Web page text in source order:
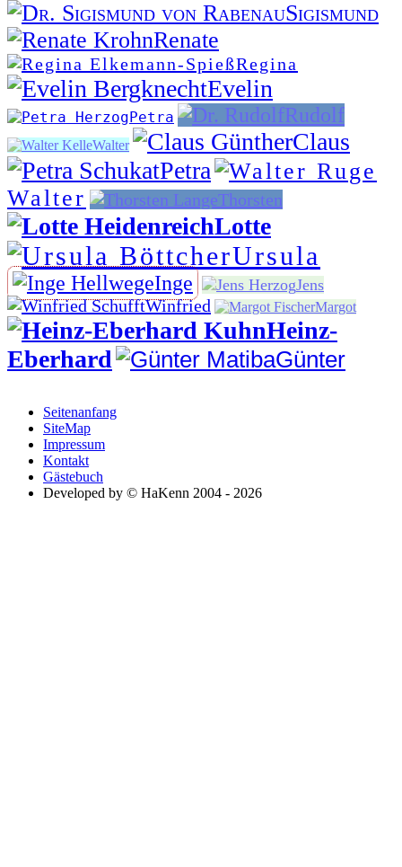
Sigismund
Renate
Regina
Evelin
Petra Rudolf
Walter
Claus
Petra
Walter Thorsten
Lotte
Ursula
Inge Jens
Winfried Margot
Heinz-
Eberhard
Günter
Seitenanfang
SiteMap
Impressum
Kontakt
Gästebuch
Developed by © HaKenn 2004 - 2026